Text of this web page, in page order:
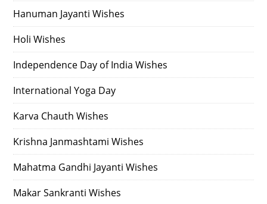
Hanuman Jayanti Wishes
Holi Wishes
Independence Day of India Wishes
International Yoga Day
Karva Chauth Wishes
Krishna Janmashtami Wishes
Mahatma Gandhi Jayanti Wishes
Makar Sankranti Wishes